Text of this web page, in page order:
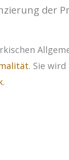
der
. Sie
.